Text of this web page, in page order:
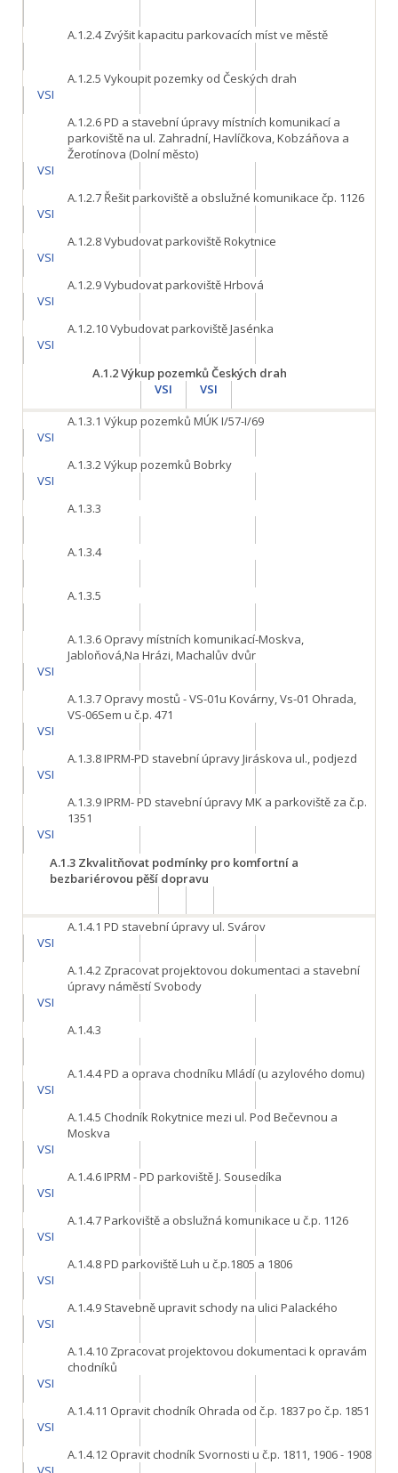
A.1.2.4Zvýšit kapacitu parkovacích míst ve městě
A.1.2.5 Vykoupit pozemky od Českých drah
VSI
A.1.2.6PD a stavební úpravy místních komunikací a
parkoviště na ul. Zahradní, Havlíčkova, Kobzáňova a
Žerotínova (Dolní město)
VSI
A.1.2.7 Řešit parkoviště a obslužné komunikace čp. 1126
VSI
A.1.2.8Vybudovat parkoviště Rokytnice
VSI
A.1.2.9Vybudovat parkoviště Hrbová
VSI
A.1.2.10Vybudovat parkoviště Jasénka
VSI
A.1.2Výkup pozemků Českých drah
VSI
VSI
A.1.3.1 Výkup pozemků MÚK I/57-I/69
VSI
A.1.3.2Výkup pozemků Bobrky
VSI
A.1.3.3
A.1.3.4
A.1.3.5
A.1.3.6 Opravy místních komunikací-Moskva,
Jabloňová,Na Hrázi, Machalův dvůr
VSI
A.1.3.7 Opravy mostů - VS-01u Kovárny, Vs-01 Ohrada,
VS-06Sem u č.p. 471
VSI
A.1.3.8IPRM-PD stavební úpravy Jiráskova ul., podjezd
VSI
A.1.3.9IPRM- PD stavební úpravy MK a parkoviště za č.p.
1351
VSI
A.1.3 Zkvalitňovat podmínky pro komfortní a
bezbariérovou pěší dopravu
A.1.4.1 PD stavební úpravy ul. Svárov
VSI
A.1.4.2 Zpracovat projektovou dokumentaci a stavební
úpravy náměstí Svobody
VSI
A.1.4.3
A.1.4.4PD a oprava chodníku Mládí (u azylového domu)
VSI
A.1.4.5 Chodník Rokytnice mezi ul. Pod Bečevnou a
Moskva
VSI
A.1.4.6IPRM - PD parkoviště J. Sousedíka
VSI
A.1.4.7Parkoviště a obslužná komunikace u č.p. 1126
VSI
A.1.4.8PD parkoviště Luh u č.p.1805 a 1806
VSI
A.1.4.9 Stavebně upravit schody na ulici Palackého
VSI
A.1.4.10 Zpracovat projektovou dokumentaci k opravám
chodníků
VSI
A.1.4.11 Opravit chodník Ohrada od č.p. 1837 po č.p. 1851
VSI
A.1.4.12 Opravit chodník Svornosti u č.p. 1811, 1906 - 1908